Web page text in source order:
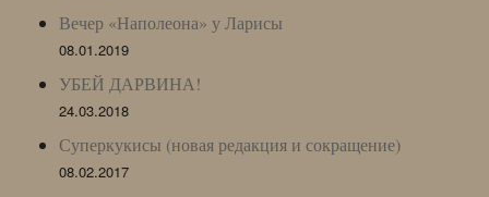
Вечер «Наполеона» у Ларисы
08.01.2019
УБЕЙ ДАРВИНА!
24.03.2018
Суперкукисы (новая редакция и сокращение)
08.02.2017